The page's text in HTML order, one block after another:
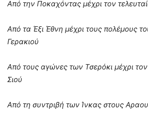
Από την Ποκαχόντας μέχρι τον
Από τα Έξι Έθνη μέχρι τους πολέμους
Γερακιού
Από τους αγώνες των Τσερόκι μέχρι
Σιού
Από τη συντριβή των Ίνκας στους